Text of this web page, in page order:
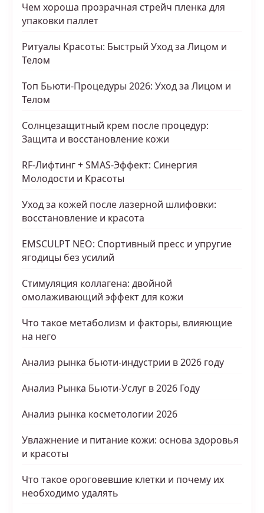
Чем хороша прозрачная стрейч пленка для
упаковки паллет
Ритуалы Красоты: Быстрый Уход за Лицом и
Телом
Топ Бьюти-Процедуры 2026: Уход за Лицом и
Телом
Солнцезащитный крем после процедур:
Защита и восстановление кожи
RF-Лифтинг + SMAS-Эффект: Синергия
Молодости и Красоты
Уход за кожей после лазерной шлифовки:
восстановление и красота
EMSCULPT NEO: Спортивный пресс и упругие
ягодицы без усилий
Стимуляция коллагена: двойной
омолаживающий эффект для кожи
Что такое метаболизм и факторы, влияющие
на него
Анализ рынка бьюти-индустрии в 2026 году
Анализ Рынка Бьюти-Услуг в 2026 Году
Анализ рынка косметологии 2026
Увлажнение и питание кожи: основа здоровья
и красоты
Что такое ороговевшие клетки и почему их
необходимо удалять